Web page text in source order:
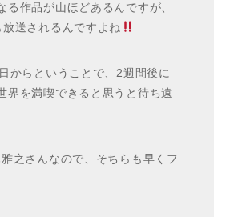
る作品が山ほどあるんですが、
送されるんですよね
からということで、2週間後に
界を満喫できると思うと待ち遠
之さんなので、そちらも早くフ